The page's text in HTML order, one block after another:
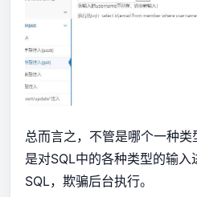
总而言之，不管是哪个一种
是对SQL中的各种类型的输
SQL，欺骗后台执行。